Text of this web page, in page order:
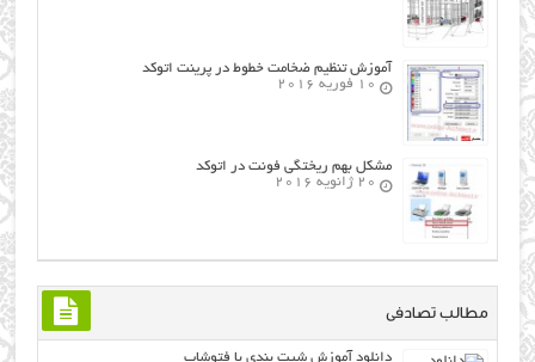
آموزش تنظیم ضخامت خطوط در پرینت اتوکد
10 فوریه 2016
مشکل بهم ریختگی فونت در اتوکد
20 ژانویه 2016
مطالب تصادفی
دانلود آموزش شیت بندی با فتوشاپ